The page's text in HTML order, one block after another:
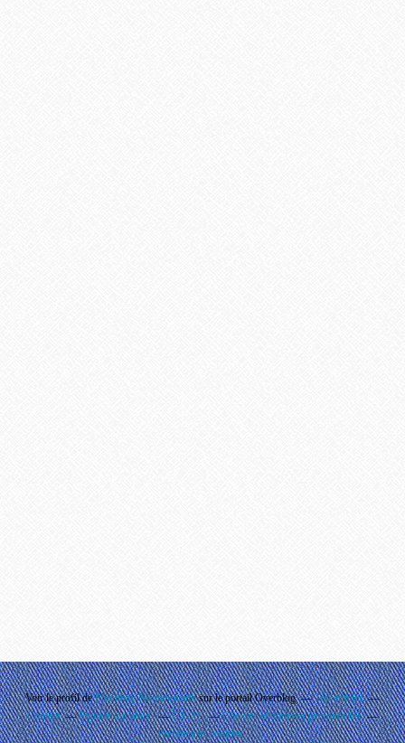
Voir le profil dePhouthay Nontanovanhsur le portail Overblog
Top articles
Contact
Signaler un abus C.G.U.
Cookies et données personnelles
Préférences cookies